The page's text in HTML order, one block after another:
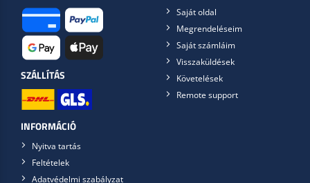
SZÁLLÍTÁS
Saját oldal
Megrendeléseim
Saját számláim
Visszaküldések
Követelések
Remote support
INFORMÁCIÓ
Nyitva tartás
Feltételek
Adatvédelmi szabályzat